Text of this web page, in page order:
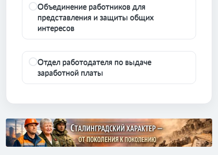
Объединение работников для
представления и защиты общих
интересов
Отдел работодателя по выдаче
заработной платы